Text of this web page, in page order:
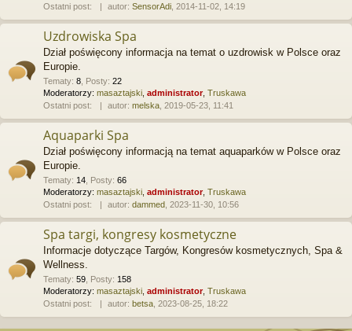
Ostatni post:
autor: SensorAdi , 2014-11-02, 14:19
Uzdrowiska Spa
Dział poświęcony informacja na temat o uzdrowisk w Polsce oraz
Europie.
Tematy: 8 Posty: 22
Moderatorzy: masaztajski administrator, Truskawa
Ostatni post:
autor: melska , 2019-05-23, 11:41
Aquaparki Spa
Dział poświęcony informacją na temat aquaparków w Polsce oraz
Europie.
Tematy: 14 Posty: 66
Moderatorzy: masaztajski administrator, Truskawa
Ostatni post:
autor: dammed , 2023-11-30, 10:56
Spa targi, kongresy kosmetyczne
Informacje dotyczące Targów, Kongresów kosmetycznych, Spa &
Wellness.
Tematy: 59 Posty: 158
Moderatorzy: masaztajski administrator, Truskawa
Ostatni post:
autor: betsa , 2023-08-25, 18:22